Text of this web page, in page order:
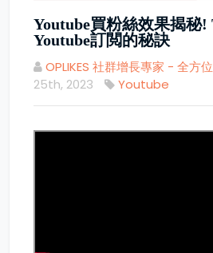
Youtube買粉絲效果揭秘!
Youtube訂閲的秘訣
OPLIKES 社群增長專家 - 全方
25th, 2023
Youtube